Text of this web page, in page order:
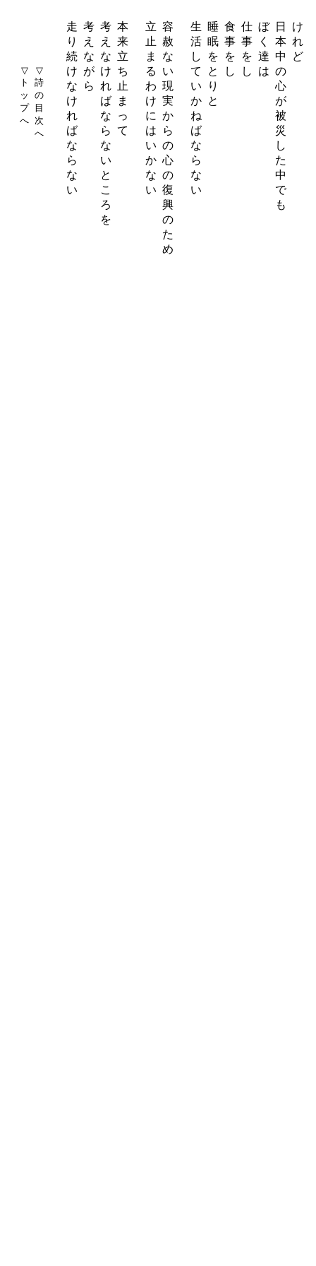
▽
ト
ッ
プ
へ
▽
詩
の
目
次
へ
走
り
続
け
な
け
れ
ば
な
ら
な
い
考
え
な
が
ら
考
え
な
け
れ
ば
な
ら
な
い
と
こ
ろ
を
本
来
立
ち
止
ま
っ
て
立
止
ま
る
わ
け
に
は
い
か
な
い
容
赦
な
い
現
実
か
ら
の
心
の
復
興
の
た
め
生
活
し
て
い
か
ね
ば
な
ら
な
い
睡
眠
を
と
り
と
食
事
を
し
仕
事
を
し
ぼ
く
達
は
日
本
中
の
心
が
被
災
し
た
中
で
も
け
れ
ど